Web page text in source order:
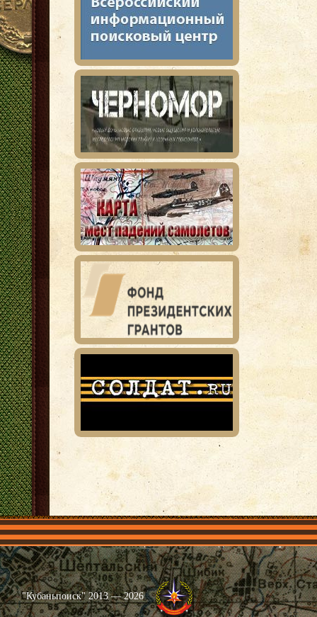
Главная Имена Общественные объединения Проекты
"Кубаньпоиск" 2013 — 2026